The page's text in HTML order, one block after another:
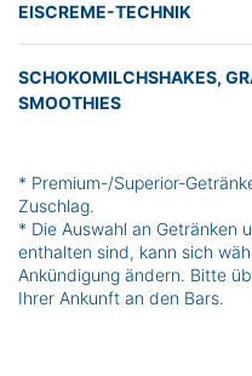
EISCREME-TECHNIK
SCHOKOMILCHSHAKES,
SMOOTHIES
* Premium-/Superior-
Zuschlag.
* Die Auswahl an Getränken
enthalten sind, kann sich
Ankündigung ändern. Bitte
Ihrer Ankunft an den Bars.